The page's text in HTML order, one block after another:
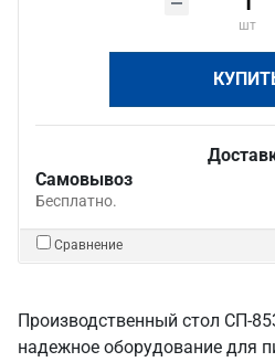
шт
Самовывоз
Бесплатно.
Сравнение
Производственный стол СП-
надежное оборудование для